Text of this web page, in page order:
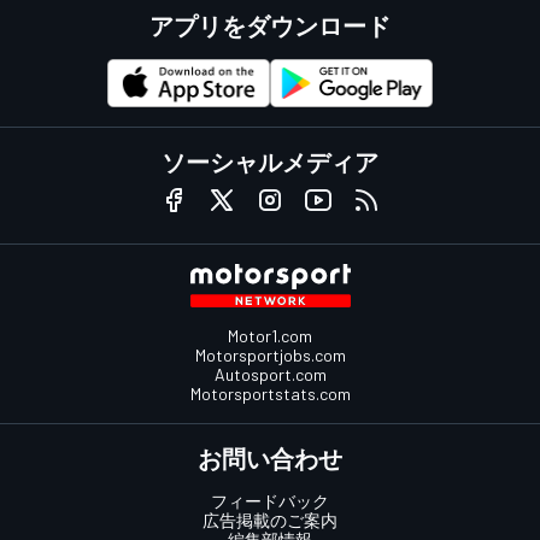
アプリをダウンロード
ソーシャルメディア
Motor1.com
Motorsportjobs.com
Autosport.com
Motorsportstats.com
お問い合わせ
フィードバック
広告掲載のご案内